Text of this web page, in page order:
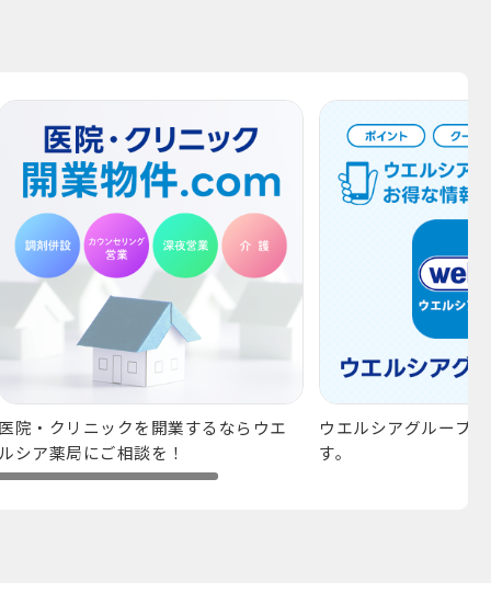
院・クリニックを開業するならウエ
シア薬局にご相談を！
ウエルシアグループ
す。